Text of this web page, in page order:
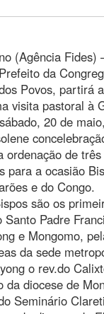
(Agência Fides)
da
Povos, partirá
visita pastoral à
20 de
ordenação de
para a ocasião
e do Congo.
são os
Padre
e Mongomo,
da sede
o rev.do
da diocese de
Seminário